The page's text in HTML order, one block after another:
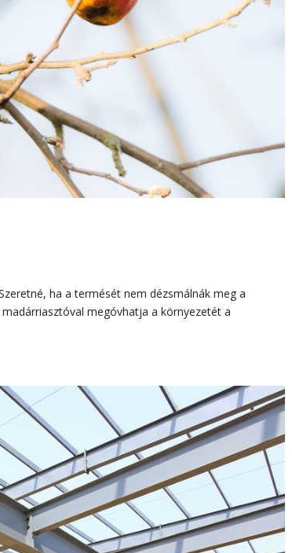
ha a termését nem dézsmálnák meg a
megóvhatja a környezetét a